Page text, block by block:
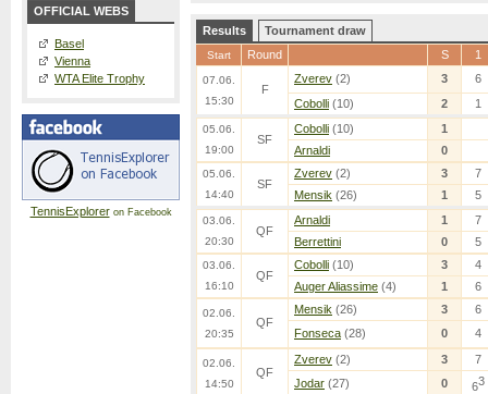
OFFICIAL WEBS
Basel
Vienna
WTA Elite Trophy
TennisExploreron Facebook
Results Tournament draw
Start Round S 1
07.06.
15:30
F
Zverev (2) 3
6
Cobolli (10) 2 1
05.06.
19:00
SF
Cobolli (10)
1
Arnaldi
0
05.06.
14:40
SF
Zverev (2) 3
7
Mensik (26) 1 5
03.06.
20:30
QF
Arnaldi 1
7
Berrettini
0 5
03.06.
16:10
QF
Cobolli (10) 3
4
Auger Aliassime (4) 1 6
02.06.
20:35
QF
Mensik (26) 3
6
Fonseca (28) 0 4
02.06.
14:50
QF
Zverev (2) 3
7
Jodar (27) 0 63